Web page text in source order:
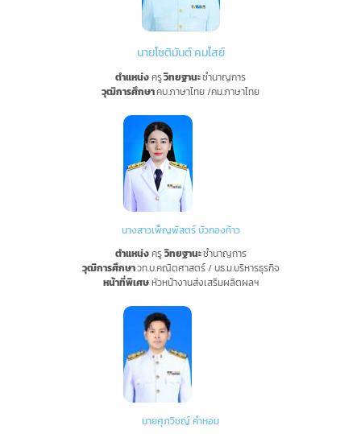
นายโชติมันต์ คมไสย์
ตำแหน่งครูวิทยฐานะชำนาญการ
วุฒิการศึกษาคบ.ภาษาไทย /คม.ภาษาไทย
นางสาวเพ็ญพัสตร์ บัวกองท้าว
ตำแหน่งครูวิทยฐานะชำนาญการ
วุฒิการศึกษาวท.บ.คณิตศาสตร์ / บธ.ม.บริหารธุรกิจ
หน้าที่พิเศษหัวหน้างานส่งเสริมผลิตผลฯ
นายศุภวิชญ์ คำหอม